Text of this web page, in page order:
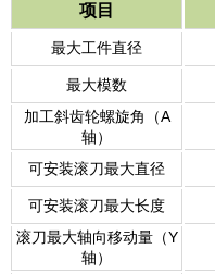
项目
最大工件直径
最大模数
加工斜齿轮螺旋角（A
轴）
可安装滚刀最大直径
可安装滚刀最大长度
滚刀最大轴向移动量（Y
轴）